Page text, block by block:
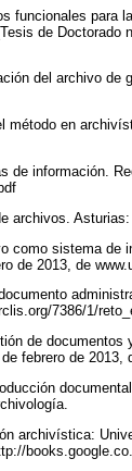
funcionales
de Doctorado
del archivo
método en
información.
archivos. Asturias:
como sistema de
de 2013, de
7386/1/
de
febrero de
archivística: